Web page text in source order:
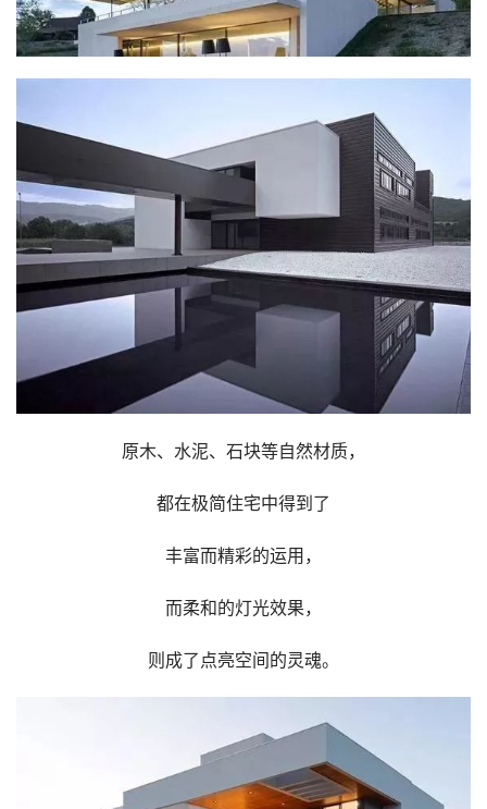
原木、水泥、石块等自然材质，
都在极简住宅中得到了
丰富而精彩的运用，
而柔和的灯光效果，
则成了点亮空间的灵魂。